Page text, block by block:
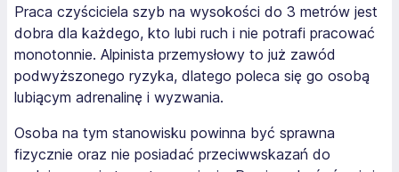
Praca czyściciela szyb na wysokości do 3 metrów jest
dobra dla każdego, kto lubi ruch i nie potrafi pracować
monotonnie. Alpinista przemysłowy to już zawód
podwyższonego ryzyka, dlatego poleca się go osobą
lubiącym adrenalinę i wyzwania.
Osoba na tym stanowisku powinna być sprawna
fizycznie oraz nie posiadać przeciwwskazań do